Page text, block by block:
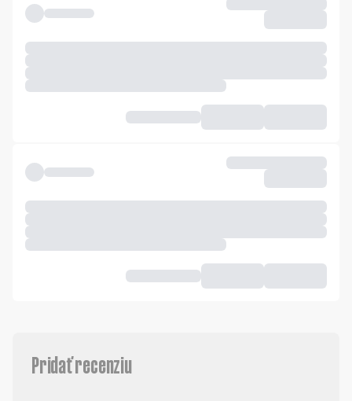
Pridať recenziu